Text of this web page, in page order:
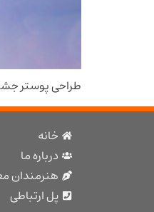
طراحی پوستر
خانه
درباره ما
هنرمندان
پل ارتباطی